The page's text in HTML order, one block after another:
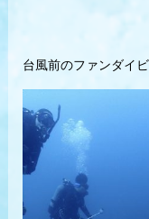
台風前のファンダイ